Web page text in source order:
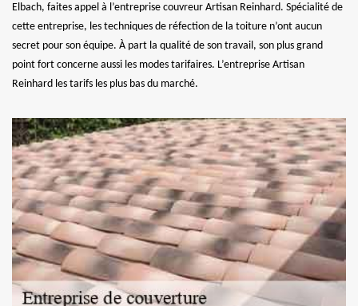
Elbach, faites appel à l’entreprise couvreur Artisan Reinhard. Spécialité de
cette entreprise, les techniques de réfection de la toiture n’ont aucun
secret pour son équipe. À part la qualité de son travail, son plus grand
point fort concerne aussi les modes tarifaires. L’entreprise Artisan
Reinhard les tarifs les plus bas du marché.